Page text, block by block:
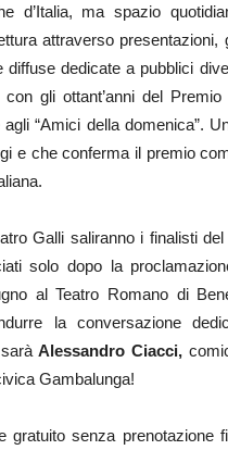
d’Italia, ma spazio
attraverso
diffuse dedicate a pubblici
con gli ottant’anni del
“Amici della domenica”.
e che conferma il premio
Galli saliranno i finalisti
solo dopo la
al Teatro Romano di
la conversazione
saràAlessandro Ciacci,
Gambalunga!
gratuito senza prenotazione